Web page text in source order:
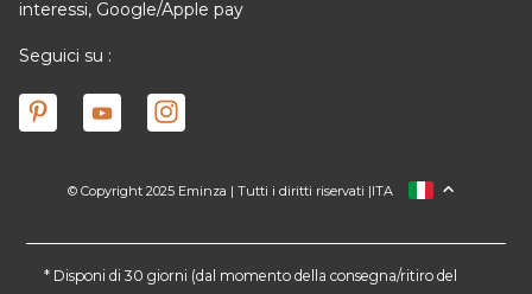
interessi, Google/Apple pay
Seguici su :
© Copyright 2025 Eminza | Tutti i diritti riservati |
FRANCIA
GERMANIA
ITA
* Disponi di 30 giorni (dal momento della consegna/ritiro del